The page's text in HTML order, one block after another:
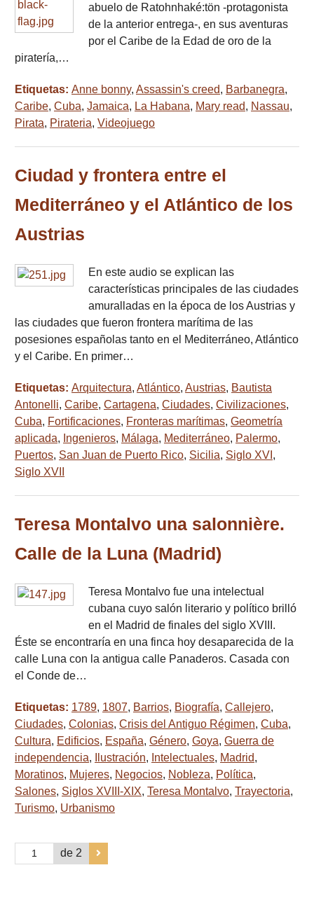
abuelo de Ratohnhaké:tön -protagonista
de la anterior entrega-, en sus aventuras
por el Caribe de la Edad de oro de la
piratería,…
Etiquetas: Anne bonny, Assassin's creed, Barbanegra,
Caribe, Cuba, Jamaica, La Habana, Mary read, Nassau,
Pirata, Pirateria, Videojuego
Ciudad y frontera entre el
Mediterráneo y el Atlántico de los
Austrias
En este audio se explican las
características principales de las ciudades
amuralladas en la época de los Austrias y
las ciudades que fueron frontera marítima de las
posesiones españolas tanto en el Mediterráneo, Atlántico
y el Caribe. En primer…
Etiquetas: Arquitectura, Atlántico, Austrias, Bautista
Antonelli, Caribe, Cartagena, Ciudades, Civilizaciones,
Cuba, Fortificaciones, Fronteras marítimas, Geometría
aplicada, Ingenieros, Málaga, Mediterráneo, Palermo,
Puertos, San Juan de Puerto Rico, Sicilia, Siglo XVI ,
Siglo XVII
Teresa Montalvo una salonnière.
Calle de la Luna (Madrid)
Teresa Montalvo fue una intelectual
cubana cuyo salón literario y político brilló
en el Madrid de finales del siglo XVIII.
Éste se encontraría en una finca hoy desaparecida de la
calle Luna con la antigua calle Panaderos. Casada con
el Conde de…
Etiquetas: 1789, 1807, Barrios, Biografía, Callejero,
Ciudades, Colonias, Crisis del Antiguo Régimen, Cuba,
Cultura, Edificios, España, Género, Goya, Guerra de
independencia, Ilustración, Intelectuales, Madrid,
Moratinos, Mujeres, Negocios, Nobleza, Política,
Salones, Siglos XVIII-XIX, Teresa Montalvo, Trayectoria,
Turismo, Urbanismo
de 2